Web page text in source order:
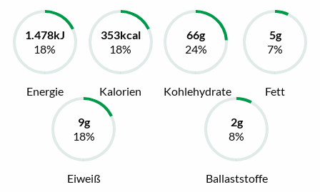
Energie Kalorien Kohlehydrate Fett
Eiweiß Ballaststoffe